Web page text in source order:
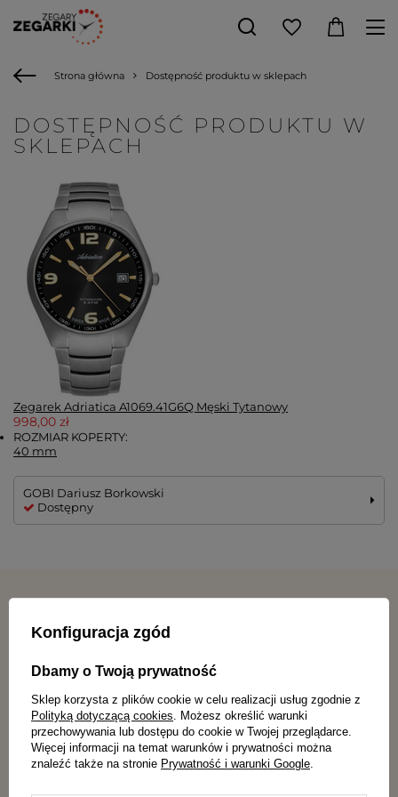
Strona główna Dostępność produktu w sklepach
DOSTĘPNOŚĆ PRODUKTU W
SKLEPACH
Zegarek Adriatica A1069.41G6Q Męski Tytanowy
998,00 zł
ROZMIAR KOPERTY:
40 mm
GOBI Dariusz Borkowski
Dostępny
Atrakcyjne ceny
produktów
Darmowa dostawa
Gwarancja satysfakcji
Konfiguracja zgód
Dbamy o Twoją prywatność
Sklep korzysta z plików cookie w celu realizacji usług zgodnie z
Polityką dotyczącą cookies . Możesz określić warunki
przechowywania lub dostępu do cookie w Twojej przeglądarce.
Więcej informacji na temat warunków i prywatności można
znaleźć także na stronie Prywatność i warunki Google